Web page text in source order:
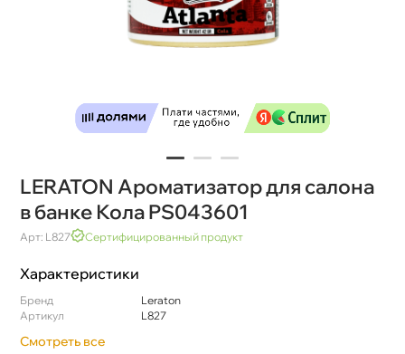
LERATON Ароматизатор для салона
анке Кола PS043601
Арт: L827 Сертифицированный продукт
Характеристики
Бренд
Leraton
Артикул
L827
Смотреть все